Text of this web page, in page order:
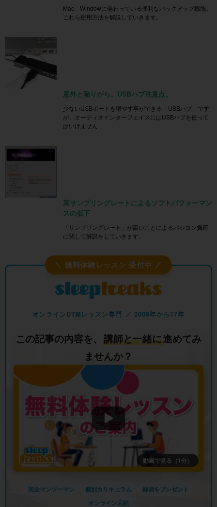
Mac、Windowに備わっている便利なバックアップ機能。
これら使用方法を解説していきます。
意外と陥りがち。USBハブ注意点。
少ないUSBポートを増やす事ができる「USBハブ」です
が、オーディオインターフェイスにはUSBハブを使って
はいけません
高サンプリングレートによるソフトパフォーマン
スの低下
「サンプリングレート」が高いことによるパシコン負荷
に関して解説をしていきます。
＼ 無料体験レッスン 受付中 ／
オンラインDTMレッスン専門 ／ 2009年から17年
この記事の内容を、 講師と一緒に進めてみ
ませんか？
動画で見る（1分）
完全マンツーマン 個別カリキュラム
録画をプレゼント
オンライン完結